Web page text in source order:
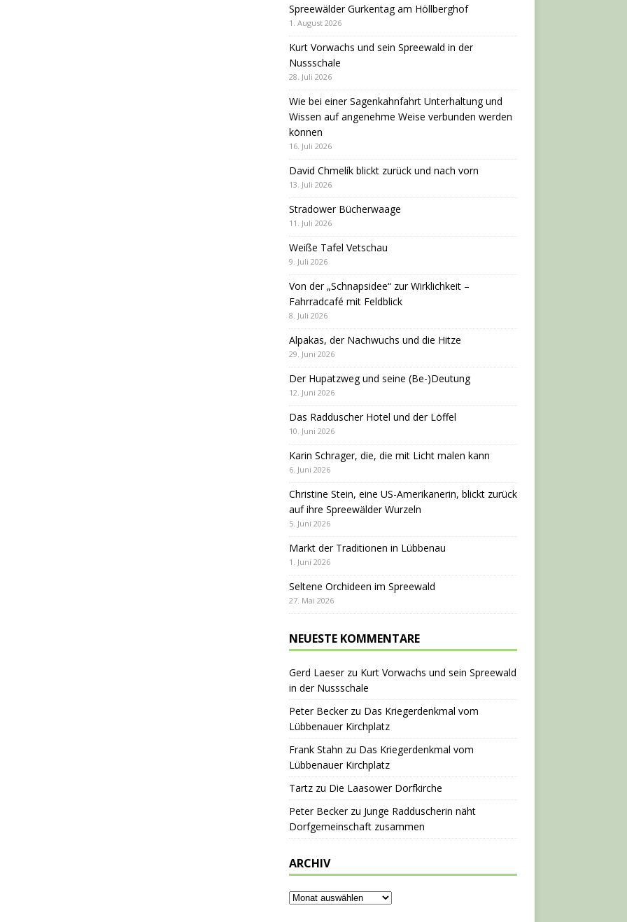
Spreewälder Gurkentag am Höllberghof
1. August 2026
Kurt Vorwachs und sein Spreewald in der
Nussschale
28. Juli 2026
Wie bei einer Sagenkahnfahrt Unterhaltung und
Wissen auf angenehme Weise verbunden werden
können
16. Juli 2026
David Chmelík blickt zurück und nach vorn
13. Juli 2026
Stradower Bücherwaage
11. Juli 2026
Weiße Tafel Vetschau
9. Juli 2026
Von der „Schnapsidee“ zur Wirklichkeit –
Fahrradcafé mit Feldblick
8. Juli 2026
Alpakas, der Nachwuchs und die Hitze
29. Juni 2026
Der Hupatzweg und seine (Be-)Deutung
12. Juni 2026
Das Radduscher Hotel und der Löffel
10. Juni 2026
Karin Schrager, die, die mit Licht malen kann
6. Juni 2026
Christine Stein, eine US-Amerikanerin, blickt zurück
auf ihre Spreewälder Wurzeln
5. Juni 2026
Markt der Traditionen in Lübbenau
1. Juni 2026
Seltene Orchideen im Spreewald
27. Mai 2026
NEUESTE KOMMENTARE
Gerd Laeserzu Kurt Vorwachs und sein Spreewald
in der Nussschale
Peter Beckerzu Das Kriegerdenkmal vom
Lübbenauer Kirchplatz
Frank Stahn zu Das Kriegerdenkmal vom
Lübbenauer Kirchplatz
Tartzzu Die Laasower Dorfkirche
Peter Beckerzu Junge Radduscherin näht
Dorfgemeinschaft zusammen
ARCHIV